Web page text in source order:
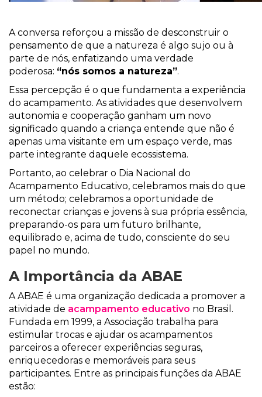
A conversa reforçou a missão de desconstruir o
pensamento de que a natureza é algo sujo ou à
parte de nós, enfatizando uma verdade
poderosa: “nós somos a natureza”.
Essa percepção é o que fundamenta a experiência
do acampamento. As atividades que desenvolvem
autonomia e cooperação ganham um novo
significado quando a criança entende que não é
apenas uma visitante em um espaço verde, mas
parte integrante daquele ecossistema.
Portanto, ao celebrar o Dia Nacional do
Acampamento Educativo, celebramos mais do que
um método; celebramos a oportunidade de
reconectar crianças e jovens à sua própria essência,
preparando-os para um futuro brilhante,
equilibrado e, acima de tudo, consciente do seu
papel no mundo.
A Importância da ABAE
A ABAE é uma organização dedicada a promover a
atividade de acampamento educativo no Brasil.
Fundada em 1999, a Associação trabalha para
estimular trocas e ajudar os acampamentos
parceiros a oferecer experiências seguras,
enriquecedoras e memoráveis para seus
participantes. Entre as principais funções da ABAE
estão: